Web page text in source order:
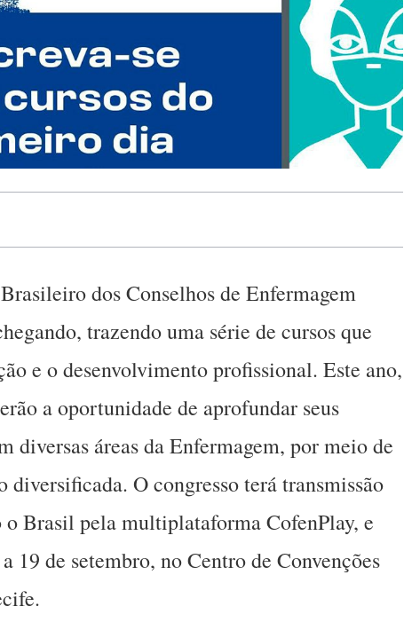
dos Conselhos de Enfermagem
trazendo uma série de cursos que
e o desenvolvimento profissional. Este ano,
a oportunidade de aprofundar seus
diversas áreas da Enfermagem, por meio de
diversificada. O congresso terá transmissão
o Brasil pela multiplataforma CofenPlay, e
19 de setembro, no Centro de Convenções